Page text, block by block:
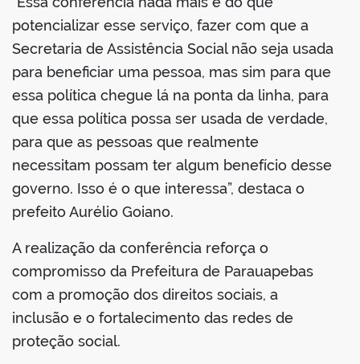
potencializar esse serviço, fazer com que a
Secretaria de Assistência Social não seja usada
para beneficiar uma pessoa, mas sim para que
essa política chegue lá na ponta da linha, para
que essa política possa ser usada de verdade,
para que as pessoas que realmente
necessitam possam ter algum benefício desse
governo. Isso é o que interessa”, destaca o
prefeito Aurélio Goiano.
A realização da conferência reforça o
compromisso da Prefeitura de Parauapebas
com a promoção dos direitos sociais, a
inclusão e o fortalecimento das redes de
proteção social.